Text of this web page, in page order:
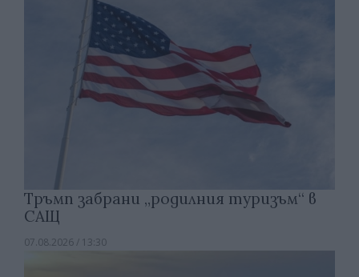
Тръмп забрани „родилния туризъм“ в
САЩ
07.08.2026 / 13:30